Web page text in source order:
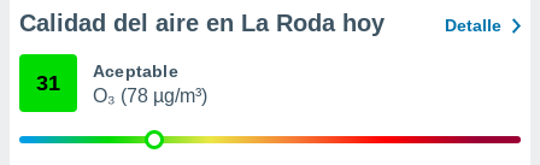
u
datos
en
en
Calidad del aire en La Roda hoy Detalle
31 Aceptable
O₃ (78 µg/m³)